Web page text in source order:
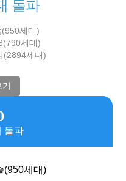
돌파
세대)
세대)
(2894세대)
기
돌파
(950세대)